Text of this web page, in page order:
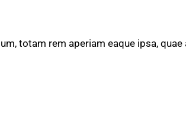
totam rem aperiam eaque ipsa, quae